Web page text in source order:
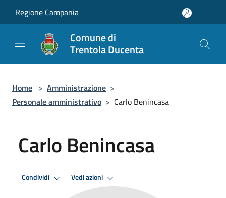
Regione Campania
Comune di
Trentola Ducenta
Home > Amministrazione >
Personale amministrativo > Carlo Benincasa
Carlo Benincasa
Condividi Vedi azioni